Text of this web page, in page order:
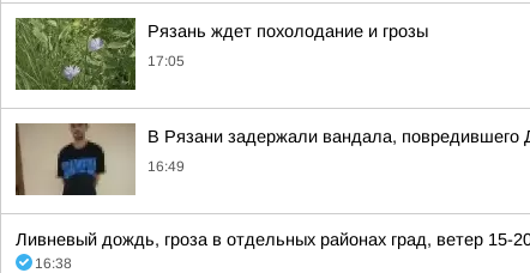
Рязань ждет похолодание и грозы
17:05
В Рязани задержали вандала, повредившего
16:49
Ливневый дождь, гроза в отдельных районах град, ветер 15-
16:38